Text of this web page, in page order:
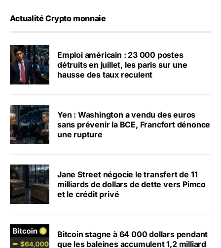
Actualité Crypto monnaie
Emploi américain : 23 000 postes
détruits en juillet, les paris sur une
hausse des taux reculent
Yen : Washington a vendu des euros
sans prévenir la BCE, Francfort dénonce
une rupture
Jane Street négocie le transfert de 11
milliards de dollars de dette vers Pimco
et le crédit privé
Bitcoin stagne à 64 000 dollars pendant
que les baleines accumulent 1,2 milliard